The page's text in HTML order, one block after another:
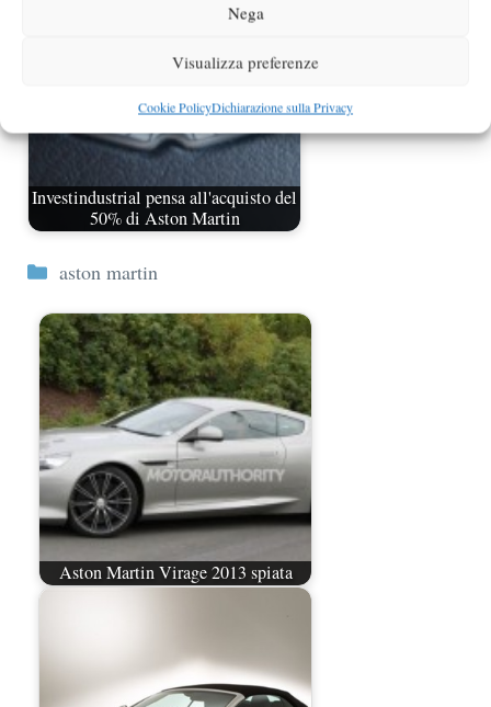
Nega
Visualizza preferenze
Cookie PolicyDichiarazione sulla Privacy
Investindustrial pensa all'acquisto del
50% di Aston Martin
Categorie
aston martin
Aston Martin Virage 2013 spiata